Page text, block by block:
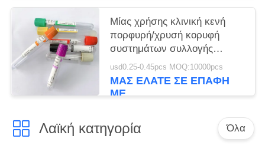
Μίας χρήσης κλινική κενή
πορφυρή/χρυσή κορυφή
συστημάτων συλλογής
αίματος
usd0.25-0.45pcs MOQ:10000pcs
ΜΑΣ ΕΛΆΤΕ ΣΕ ΕΠΑΦΉ
ΜΕ
Λαϊκή κατηγορία Όλα